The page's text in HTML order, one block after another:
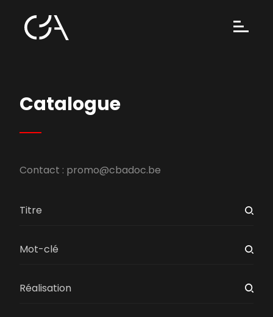
Catalogue
Contact : promo@cbadoc.be